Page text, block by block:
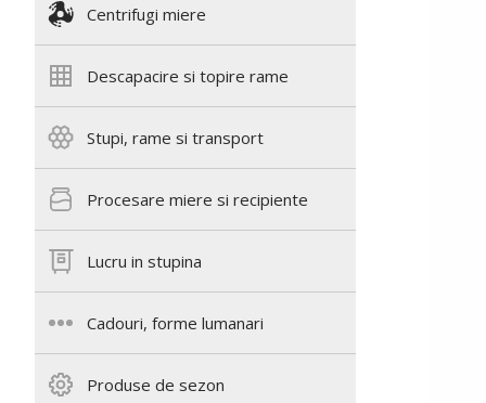
Centrifugi miere
Descapacire si topire rame
Stupi, rame si transport
Procesare miere si recipiente
Lucru in stupina
Cadouri, forme lumanari
Produse de sezon